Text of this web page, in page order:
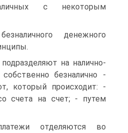
с некоторым
денежного
на налично-
безналично -
который происходит: -
счета на счет; - путем
отделяются во